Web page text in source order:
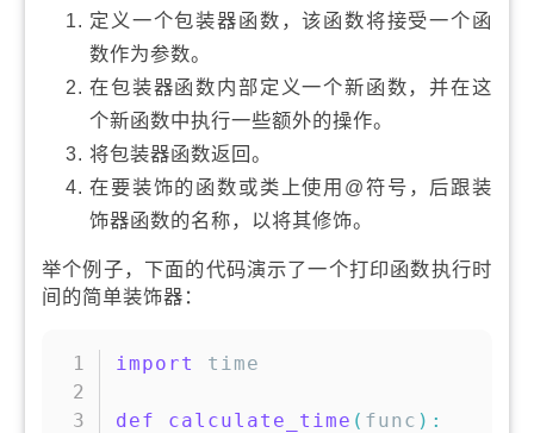
定义一个包装器函数，该函数将接受一个函
数作为参数。
在包装器函数内部定义一个新函数，并在这
个新函数中执行一些额外的操作。
将包装器函数返回。
在要装饰的函数或类上使用@符号，后跟装
饰器函数的名称，以将其修饰。
举个例子，下面的代码演示了一个打印函数执行时
间的简单装饰器：
import time
def calculate_time ( func ) :